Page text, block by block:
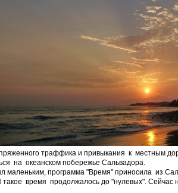
траффика и привыкания к местным
на океанском побережье Сальвадора.
маленьким, программа "Время" приносила из
время продолжалось до "нулевых". Сейчас